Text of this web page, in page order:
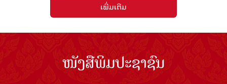
ເພີ່ມເຕີມ
ໜັງສືພິມປະຊາຊົນ